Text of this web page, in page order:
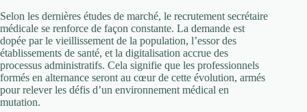
Selon les dernières études de marché, le recrutement secrétaire
médicale se renforce de façon constante. La demande est
dopée par le vieillissement de la population, l’essor des
établissements de santé, et la digitalisation accrue des
processus administratifs. Cela signifie que les professionnels
formés en alternance seront au cœur de cette évolution, armés
pour relever les défis d’un environnement médical en
mutation.